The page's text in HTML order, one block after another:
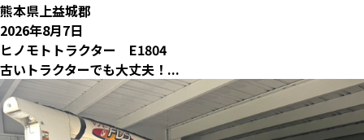
熊本県上益城郡
2026年8月7日
ヒノモトトラクター E1804
古いトラクターでも大丈夫！...